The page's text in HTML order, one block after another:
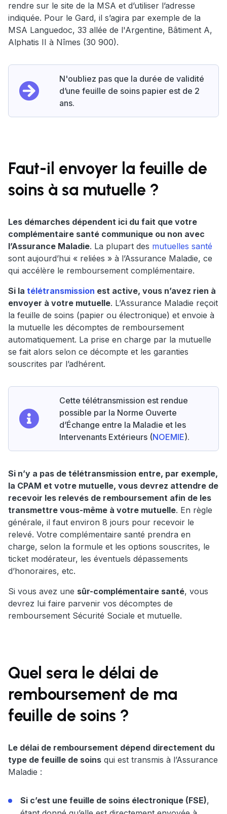
rendre sur le site de la MSA et d’utiliser l’adresse
indiquée. Pour le Gard, il s’agira par exemple de la
MSA Languedoc, 33 allée de l'Argentine, Bâtiment A,
Alphatis II à Nîmes (30 900).
N'oubliez pas que la durée de validité
d’une feuille de soins papier est de 2
ans.
Faut-il envoyer la feuille de
soins à sa mutuelle ?
Les démarches dépendent ici du fait que votre
complémentaire santé communique ou non avec
l’Assurance Maladie. La plupart des mutuelles santé
sont aujourd’hui « reliées » à l’Assurance Maladie, ce
qui accélère le remboursement complémentaire.
Si la télétransmission est active, vous n’avez rien à
envoyer à votre mutuelle. L’Assurance Maladie reçoit
la feuille de soins (papier ou électronique) et envoie à
la mutuelle les décomptes de remboursement
automatiquement. La prise en charge par la mutuelle
se fait alors selon ce décompte et les garanties
souscrites par l’adhérent.
Cette télétransmission est rendue
possible par la Norme Ouverte
d’Échange entre la Maladie et les
Intervenants Extérieurs (NOEMIE).
Si n’y a pas de télétransmission entre, par exemple,
la CPAM et votre mutuelle, vous devrez attendre de
recevoir les relevés de remboursement afin de les
transmettre vous-même à votre mutuelle. En règle
générale, il faut environ 8 jours pour recevoir le
relevé. Votre complémentaire santé prendra en
charge, selon la formule et les options souscrites, le
ticket modérateur, les éventuels dépassements
d’honoraires, etc.
Si vous avez une sûr-complémentaire santé, vous
devrez lui faire parvenir vos décomptes de
remboursement Sécurité Sociale et mutuelle.
Quel sera le délai de
remboursement de ma
feuille de soins ?
Le délai de remboursement dépend directement du
type de feuille de soins qui est transmis à l’Assurance
Maladie :
Si c’est une feuille de soins électronique (FSE),